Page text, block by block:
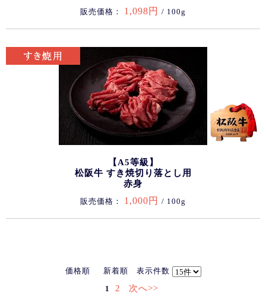
販売価格： 1,098円 / 100g
【A5等級】
松阪牛 すき焼切り落とし用
赤身
販売価格： 1,000円 / 100g
価格順 新着順 表示件数
1 2 次へ>>